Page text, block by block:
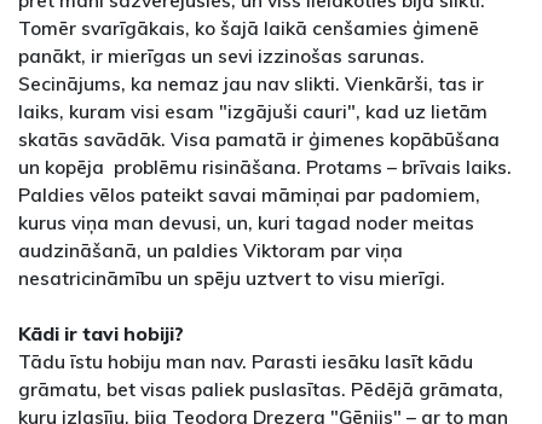
Tomēr svarīgākais, ko šajā laikā cenšamies ģimenē
panākt, ir mierīgas un sevi izzinošas sarunas.
Secinājums, ka nemaz jau nav slikti. Vienkārši, tas ir
laiks, kuram visi esam "izgājuši cauri", kad uz lietām
skatās savādāk. Visa pamatā ir ģimenes kopābūšana
un kopēja problēmu risināšana. Protams – brīvais laiks.
Paldies vēlos pateikt savai māmiņai par padomiem,
kurus viņa man devusi, un, kuri tagad noder meitas
audzināšanā, un paldies Viktoram par viņa
nesatricināmību un spēju uztvert to visu mierīgi.
Kādi ir tavi hobiji?
Tādu īstu hobiju man nav. Parasti iesāku lasīt kādu
grāmatu, bet visas paliek puslasītas. Pēdējā grāmata,
kuru izlasīju, bija Teodora Drezera "Ģēnijs" – ar to man